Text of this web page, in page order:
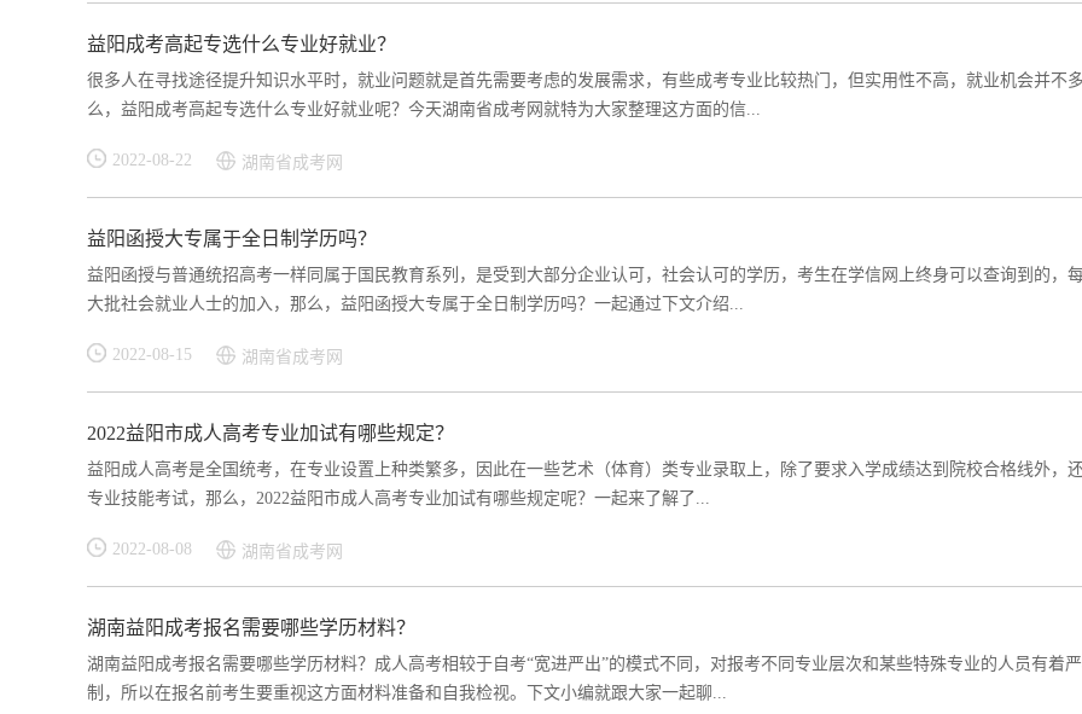
益阳成考高起专选什么专业好就业？
很多人在寻找途径提升知识水平时，就业问题就是首先需要考虑的发展需求，有些成考专业比较热门，但实用性不高，就业机会并不
么，益阳成考高起专选什么专业好就业呢？今天湖南省成考网就特为大家整理这方面的信...
2022-08-22 湖南省成考网
益阳函授大专属于全日制学历吗？
益阳函授与普通统招高考一样同属于国民教育系列，是受到大部分企业认可，社会认可的学历，考生在学信网上终身可以查询到的，
大批社会就业人士的加入，那么，益阳函授大专属于全日制学历吗？一起通过下文介绍...
2022-08-15 湖南省成考网
2022益阳市成人高考专业加试有哪些规定？
益阳成人高考是全国统考，在专业设置上种类繁多，因此在一些艺术（体育）类专业录取上，除了要求入学成绩达到院校合格线外，
专业技能考试，那么，2022益阳市成人高考专业加试有哪些规定呢？一起来了解了...
2022-08-08 湖南省成考网
湖南益阳成考报名需要哪些学历材料？
湖南益阳成考报名需要哪些学历材料？成人高考相较于自考“宽进严出”的模式不同，对报考不同专业层次和某些特殊专业的人员有着
制，所以在报名前考生要重视这方面材料准备和自我检视。下文小编就跟大家一起聊...